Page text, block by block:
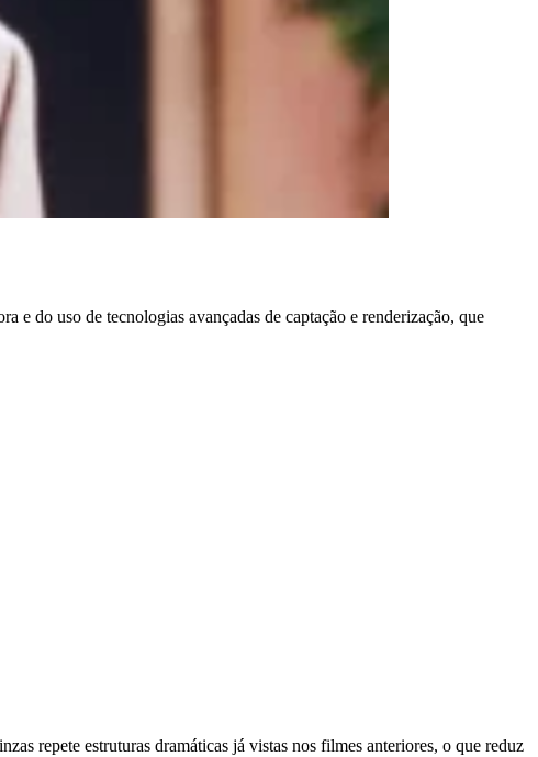
e do uso de tecnologias avançadas de captação e renderização, que
repete estruturas dramáticas já vistas nos filmes anteriores, o que reduz